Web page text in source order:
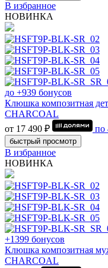
В избранное
НОВИНКА
до +939 бонусов
Клюшка композитная
CHARCOAL
от 17 490 ₽
по
быстрый просмотр
В избранное
НОВИНКА
+1399 бонусов
Клюшка композитная
CHARCOAL